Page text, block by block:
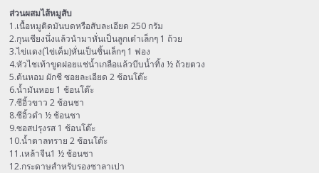
ส่วนผสมไส้หมูสับ
1.เนื้อหมูติดมันบดหรือสับละเอียด 250 กรัม
2.กุนเชียงนึ่งแล้วนำมาหั่นเป็นลูกเต๋าเล็กๆ 1 ถ้วย
3.ไข่แดง(ไข่เค็ม)หั่นเป็นชิ้นเล็กๆ 1 ฟอง
4.หัวไชเท้าขูดฝอยแช่น้ำเกลือแล้วบีบน้ำทิ้ง ½ ถ้วยตวง
5.ต้นหอม ผักชี ซอยละเอียด 2 ช้อนโต๊ะ
6.น้ำมันหอย 1 ช้อนโต๊ะ
7.ซีอิ้วขาว 2 ช้อนชา
8.ซีอิ้วดำ ½ ช้อนชา
9.ซอสปรุงรส 1 ช้อนโต๊ะ
10.น้ำตาลทราย 2 ช้อนโต๊ะ
11.เหล้าจีน1 ½ ช้อนชา
12.กระดาษสำหรับรองซาลาเปา